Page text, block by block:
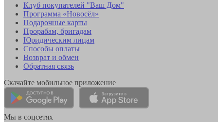
Клуб покупателей "Ваш Дом"
Программа «Новосёл»
Подарочные карты
Прорабам, бригадам
Юридическим лицам
Способы оплаты
Возврат и обмен
Обратная связь
Скачайте мобильное приложение
Мы в соцсетях